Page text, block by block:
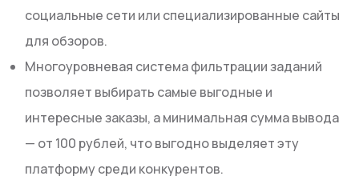
социальные сети или специализированные сайты
для обзоров.
Многоуровневая система фильтрации заданий
позволяет выбирать самые выгодные и
интересные заказы, а минимальная сумма вывода
— от 100 рублей, что выгодно выделяет эту
платформу среди конкурентов.